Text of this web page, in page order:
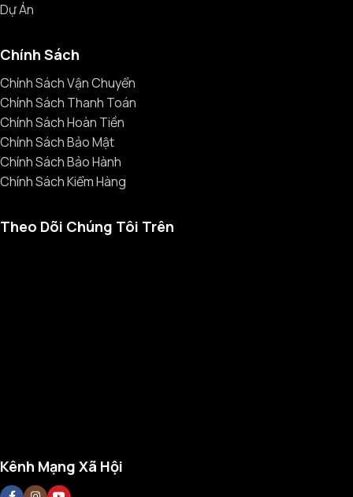
Dự Án
Chính Sách
Chính Sách Vận Chuyển
Chính Sách Thanh Toán
Chính Sách Hoàn Tiền
Chính Sách Bảo Mật
Chính Sách Bảo Hành
Chính Sách Kiểm Hàng
Theo Dõi Chúng Tôi Trên
Kênh Mạng Xã Hội